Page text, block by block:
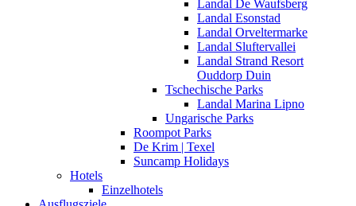
Landal De Waufsberg
Landal Esonstad
Landal Orveltermarke
Landal Sluftervallei
Landal Strand Resort
Ouddorp Duin
Tschechische Parks
Landal Marina Lipno
Ungarische Parks
Roompot Parks
De Krim | Texel
Suncamp Holidays
Hotels
Einzelhotels